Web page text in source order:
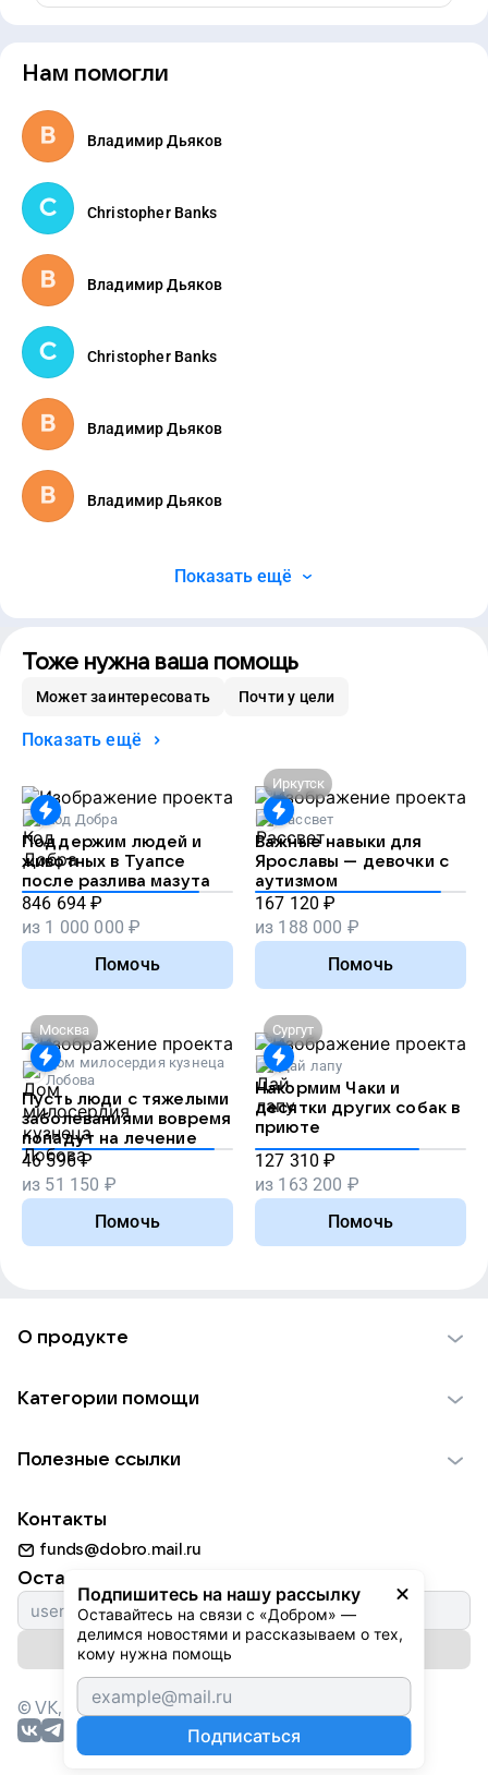
Нам помогли
Владимир Дьяков
Christopher Banks
Владимир Дьяков
Christopher Banks
Владимир Дьяков
Владимир Дьяков
Показать ещё
Тоже нужна ваша помощь
Может заинтересовать Почти у цели
Показать ещё
Код Добра
Поддержим людей и
животных в Туапсе
после разлива мазута
846 694 ₽
из 1 000 000 ₽
Помочь
Иркутск
Рассвет
Важные навыки для
Ярославы — девочки с
аутизмом
167 120 ₽
из 188 000 ₽
Помочь
Москва
Дом милосердия кузнеца
Лобова
Пусть люди с тяжелыми
заболеваниями вовремя
попадут на лечение
46 596 ₽
из 51 150 ₽
Помочь
Сургут
Дай лапу
Накормим Чаки и
десятки других собак в
приюте
127 310 ₽
из 163 200 ₽
Помочь
Подпишитесь на нашу рассылку
Оставайтесь на связи с «Добром» —
делимся новостями и рассказываем о тех,
кому нужна помощь
Подписаться
О продукте
Использование материалов
Для НКО
Партнерам
Категории помощи
Пожилым
Животным
Природе
Культуре
Фондам
Полезные ссылки
Добрый день
Истории
Автоплатежи
Контакты
funds@dobro.mail.ru
Оставайтесь с нами
Подписаться на рассылку
© VK, 2026г. Все права защищены.